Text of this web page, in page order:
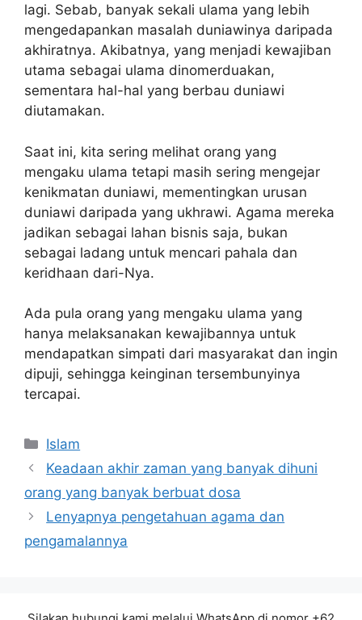
lagi. Sebab, banyak sekali ulama yang lebih
mengedapankan masalah duniawinya daripada
akhiratnya. Akibatnya, yang menjadi kewajiban
utama sebagai ulama dinomerduakan,
sementara hal-hal yang berbau duniawi
diutamakan.
Saat ini, kita sering melihat orang yang
mengaku ulama tetapi masih sering mengejar
kenikmatan duniawi, mementingkan urusan
duniawi daripada yang ukhrawi. Agama mereka
jadikan sebagai lahan bisnis saja, bukan
sebagai ladang untuk mencari pahala dan
keridhaan dari-Nya.
Ada pula orang yang mengaku ulama yang
hanya melaksanakan kewajibannya untuk
mendapatkan simpati dari masyarakat dan ingin
dipuji, sehingga keinginan tersembunyinya
tercapai.
Kategori
Islam
Keadaan akhir zaman yang banyak dihuni
orang yang banyak berbuat dosa
Lenyapnya pengetahuan agama dan
pengamalannya